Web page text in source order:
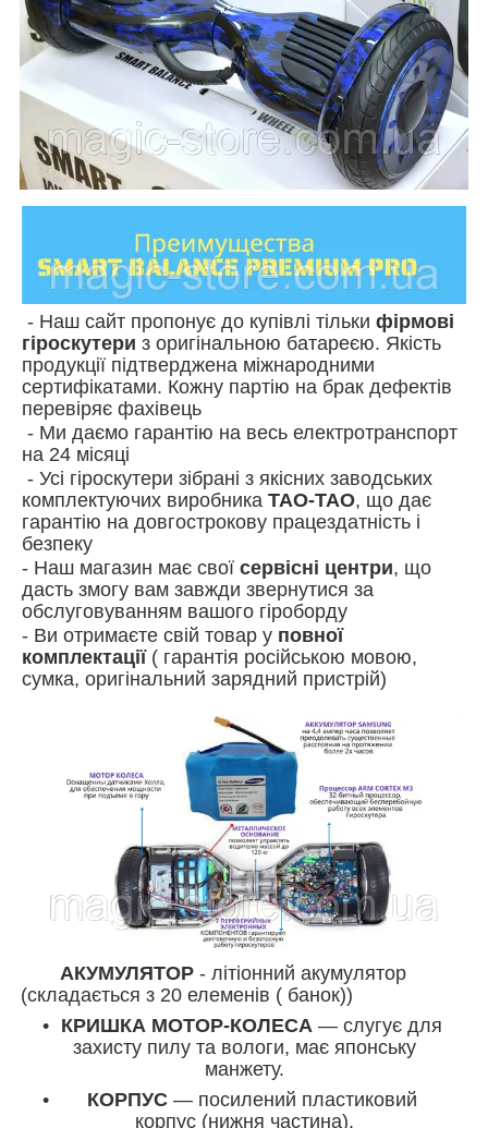
- Наш сайт пропонує до купівлі тільки фірмові
гіроскутери з оригінальною батареєю. Якість
продукції підтверджена міжнародними
сертифікатами. Кожну партію на брак дефектів
перевіряє фахівець
- Ми даємо гарантію на весь електротранспорт
на 24 місяці
- Усі гіроскутери зібрані з якісних заводських
комплектуючих виробника ТАО-ТАО, що дає
гарантію на довгострокову працездатність і
безпеку
- Наш магазин має свої сервісні центри, що
дасть змогу вам завжди звернутися за
обслуговуванням вашого гіроборду
- Ви отримаєте свій товар у повної
комплектації ( гарантія російською мовою,
сумка, оригінальний зарядний пристрій)
АКУМУЛЯТОР - літіонний акумулятор
(складається з 20 елеменів ( банок))
КРИШКА МОТОР-КОЛЕСА — слугує для
захисту пилу та вологи, має японську
манжету.
КОРПУС — посилений пластиковий
корпус (нижня частина).